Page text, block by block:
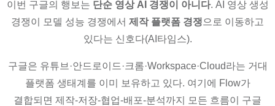
이번 구글의 행보는 단순 영상 AI 경쟁이 아니다. AI 영상 생성
경쟁이 모델 성능 경쟁에서 제작 플랫폼 경쟁으로 이동하고
있다는 신호다(AI타임스).
구글은 유튜브·안드로이드·크롬·Workspace·Cloud라는 거대
플랫폼 생태계를 이미 보유하고 있다. 여기에 Flow가
결합되면 제작-저장-협업-배포-분석까지 모든 흐름이 구글